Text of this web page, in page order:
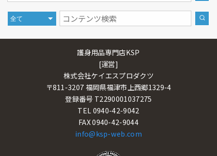
護身用品専門店KSP
[運営]
株式会社ケイエスプロダクツ
〒811-3207 福岡県福津市上西郷1329-4
登録番号 T2290001037275
TEL 0940-42-9042
FAX 0940-42-9044
info@ksp-web.com